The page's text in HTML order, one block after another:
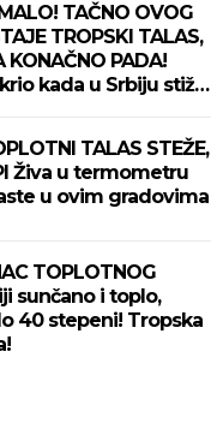
TAČNO OVOG
TROPSKI TALAS,
KONAČNO PADA!
kada u Srbiju stiže
TALAS STEŽE,
Živa u termometru
u ovim gradovima
TOPLOTNOG
sunčano i toplo,
40 stepeni! Tropska